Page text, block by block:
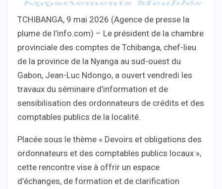
TCHIBANGA, 9 mai 2026 (Agence de presse la
plume de l’info.com) – Le président de la chambre
provinciale des comptes de Tchibanga, chef-lieu
de la province de la Nyanga au sud-ouest du
Gabon, Jean-Luc Ndongo, a ouvert vendredi les
travaux du séminaire d’information et de
sensibilisation des ordonnateurs de crédits et des
comptables publics de la localité.
Placée sous le thème « Devoirs et obligations des
ordonnateurs et des comptables publics locaux »,
cette rencontre vise à offrir un espace
d’échanges, de formation et de clarification